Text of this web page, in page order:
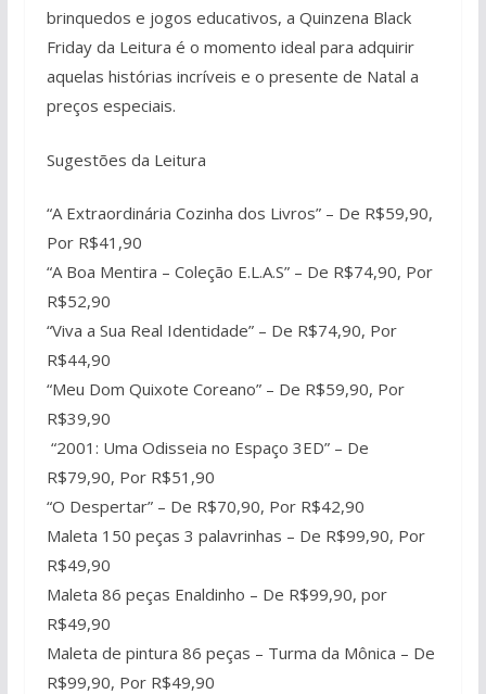
brinquedos e jogos educativos, a Quinzena Black
Friday da Leitura é o momento ideal para adquirir
aquelas histórias incríveis e o presente de Natal a
preços especiais.
Sugestões da Leitura
“A Extraordinária Cozinha dos Livros” – De R$59,90,
Por R$41,90
“A Boa Mentira – Coleção E.L.A.S” – De R$74,90, Por
R$52,90
“Viva a Sua Real Identidade” – De R$74,90, Por
R$44,90
“Meu Dom Quixote Coreano” – De R$59,90, Por
R$39,90
“2001: Uma Odisseia no Espaço 3ED” – De
R$79,90, Por R$51,90
“O Despertar” – De R$70,90, Por R$42,90
Maleta 150 peças 3 palavrinhas – De R$99,90, Por
R$49,90
Maleta 86 peças Enaldinho – De R$99,90, por
R$49,90
Maleta de pintura 86 peças – Turma da Mônica – De
R$99,90, Por R$49,90